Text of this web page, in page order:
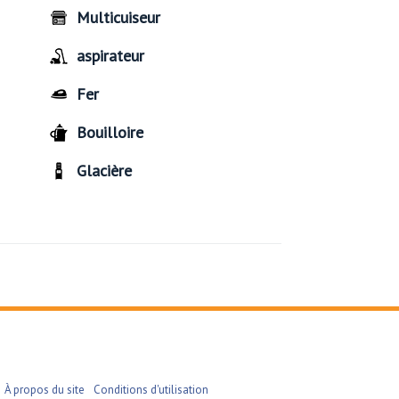
Multicuiseur
aspirateur
Fer
Bouilloire
Glacière
À propos du site Conditions d'utilisation